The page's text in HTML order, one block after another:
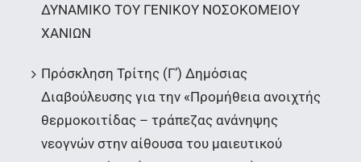
ΔΥΝΑΜΙΚΟ ΤΟΥ ΓΕΝΙΚΟΥ ΝΟΣΟΚΟΜΕΙΟΥ
ΧΑΝΙΩΝ
Πρόσκληση Τρίτης (Γ’) Δημόσιας
Διαβούλευσης για την «Προμήθεια ανοιχτής
θερμοκοιτίδας – τράπεζας ανάνηψης
νεογνών στην αίθουσα του μαιευτικού